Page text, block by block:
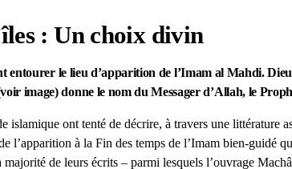
: Un choix divin
entourer le lieu d’apparition de l’Imam al Mahdi.
image) donne le nom du Messager d’Allah, le
islamique ont tenté de décrire, à travers une littérature
l’apparition à la Fin des temps de l’Imam bien-guidé
de leurs écrits – parmi lesquels l’ouvrage